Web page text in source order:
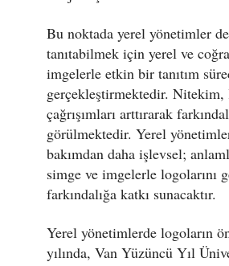
Bu noktada yerel yönetimler
tanıtabilmek için yerel ve
imgelerle etkin bir tanıtım
gerçekleştirmektedir. Nitekim,
çağrışımları arttırarak
görülmektedir. Yerel
bakımdan daha işlevsel;
simge ve imgelerle logolarını
farkındalığa katkı sunacaktır.
Yerel yönetimlerde logoların
yılında, Van Yüzüncü Yıl